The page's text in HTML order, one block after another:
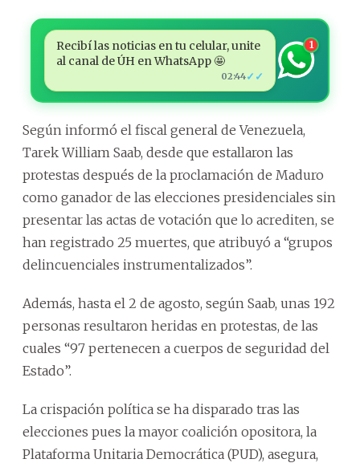
Recibí las noticias en tu celular, unite
al canal de ÚH en WhatsApp 🤩
02:44✓✓
1
Según informó el fiscal general de Venezuela,
Tarek William Saab, desde que estallaron las
protestas después de la proclamación de Maduro
como ganador de las elecciones presidenciales sin
presentar las actas de votación que lo acrediten, se
han registrado 25 muertes, que atribuyó a “grupos
delincuenciales instrumentalizados”.
Además, hasta el 2 de agosto, según Saab, unas 192
personas resultaron heridas en protestas, de las
cuales “97 pertenecen a cuerpos de seguridad del
Estado”.
La crispación política se ha disparado tras las
elecciones pues la mayor coalición opositora, la
Plataforma Unitaria Democrática (PUD), asegura,